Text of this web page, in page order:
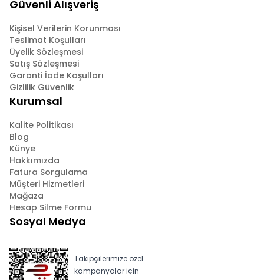
Güvenli Alışveriş
Kişisel Verilerin Korunması
Teslimat Koşulları
Üyelik Sözleşmesi
Satış Sözleşmesi
Garanti İade Koşulları
Gizlilik Güvenlik
Kurumsal
Kalite Politikası
Blog
Künye
Hakkımızda
Fatura Sorgulama
Müşteri Hizmetleri
Mağaza
Hesap Silme Formu
Sosyal Medya
Takipçilerimize özel
kampanyalar için